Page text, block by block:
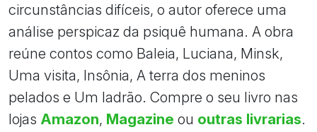
circunstâncias difíceis, o autor oferece uma
análise perspicaz da psiquê humana. A obra
reúne contos como Baleia, Luciana, Minsk,
Uma visita, Insônia, A terra dos meninos
pelados e Um ladrão. Compre o seu livro nas
lojas Amazon, Magazine ou outras livrarias.